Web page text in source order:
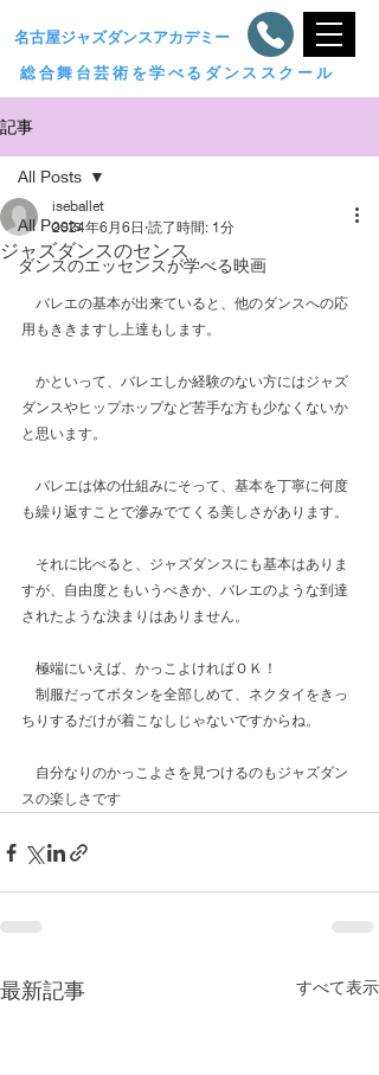
総合舞台芸術を学べるダンススクール
​名古屋ジャズダンスアカデミー
記事
All Posts
ダンスのエッセンスが学べる映画
All Posts
ジャズダンスのセンス
iseballet
2024年6月6日 読了時間: 1分
バレエの基本が出来ていると、他のダンスへの応
用もききますし上達もします。
かといって、バレエしか経験のない方にはジャズ
ダンスやヒップホップなど苦手な方も少なくないか
と思います。
バレエは体の仕組みにそって、基本を丁寧に何度
も繰り返すことで滲みでてくる美しさがあります。
それに比べると、ジャズダンスにも基本はありま
すが、自由度ともいうべきか、バレエのような到達
されたような決まりはありません。
極端にいえば、かっこよければＯＫ！
制服だってボタンを全部しめて、ネクタイをきっ
ちりするだけが着こなしじゃないですからね。
自分なりのかっこよさを見つけるのもジャズダン
スの楽しさです
最新記事 すべて表示